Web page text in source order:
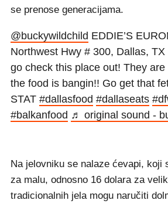
se prenose generacijama.
@buckywildchild EDDIE’S
Northwest Hwy # 300, Dallas,
go check this place out! They are
the food is bangin!! Go get that
STAT #dallasfood #dallaseats
#balkanfood ♬ original sound -
Na jelovniku se nalaze ćevapi, koji
za malu, odnosno 16 dolara za
tradicionalnih jela mogu naručiti